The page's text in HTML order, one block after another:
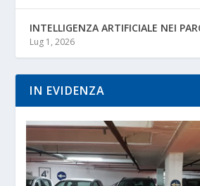
INTELLIGENZA ARTIFICIALE NEI
Lug 1, 2026
IN EVIDENZA